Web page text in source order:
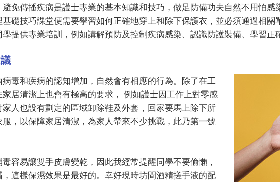
免傳播疾病是護士專業的基本知識和技巧，做足防備功夫自然不用怕
礎技巧課堂便需要學習如何正確地穿上和除下保護衣，並必須通過相
提供專業培訓，例如講解預防及控制疾病感染、認識防護裝備、學習
毒和疾病的認知增加，自然會有相應的行為。除了在工
居清潔上也會有極高的要求， 例如護士因工作上對零感
人也設有劃定的區域卸除鞋及外套，回家要馬上除下所
，以保障家居清潔，為家人帶來不少挑戰，此乃第一號
容易讓雙手皮膚變乾，因此我經常提醒同學不要偷懶，
這樣保濕效果是最好的。幸好現時坊間酒精搓手液的配